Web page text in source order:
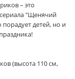
– это
"Щенячий
порадует детей, но и
(высота 110 см,